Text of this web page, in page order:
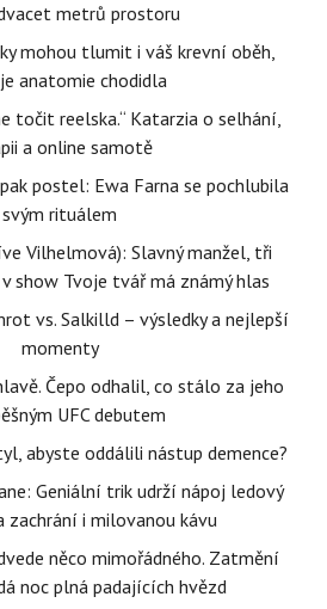
metrů prostoru
mohou tlumit i váš krevní oběh,
anatomie chodidla
točit reelska.“ Katarzia o selhání,
a online samotě
postel: Ewa Farna se pochlubila
svým rituálem
Vilhelmová): Slavný manžel, tři
show Tvoje tvář má známý hlas
vs. Salkilld – výsledky a nejlepší
momenty
Čepo odhalil, co stálo za jeho
UFC debutem
abyste oddálili nástup demence?
Geniální trik udrží nápoj ledový
zachrání i milovanou kávu
něco mimořádného. Zatmění
noc plná padajících hvězd